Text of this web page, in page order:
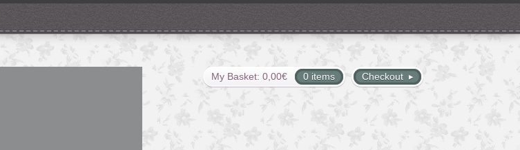
Checkout
My Basket: 0,00€ 0 items